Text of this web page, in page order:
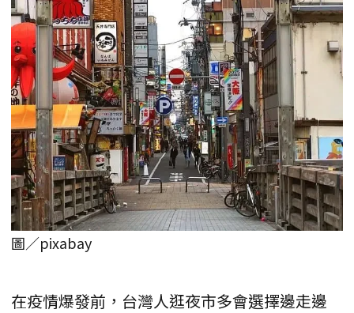
圖／pixabay
在疫情爆發前，台灣人逛夜市多會選擇邊走邊